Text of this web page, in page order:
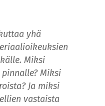
yhä
Miksi
Miksi
Ja miksi
vastaista